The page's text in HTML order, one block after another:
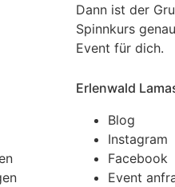
Dann ist der
Spinnkurs
Event für dich.
Erlenwald
Blog
Instagram
Facebook
Event